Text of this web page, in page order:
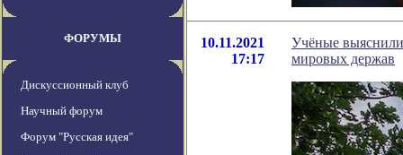
ФОРУМЫ
Дискуссионный клуб
Научный форум
Форум "Русская идея"
10.11.2021
17:17
Учёные
мировых держав